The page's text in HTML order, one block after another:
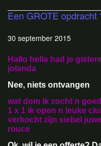
Een GROTE opdracht
30 september 2015
Hallo hella had je
jolanda
Nee, niets ontvangen
wat dom ik zocht n
1 x 1 ik open n leuke
verkocht zijn siebel
rouce